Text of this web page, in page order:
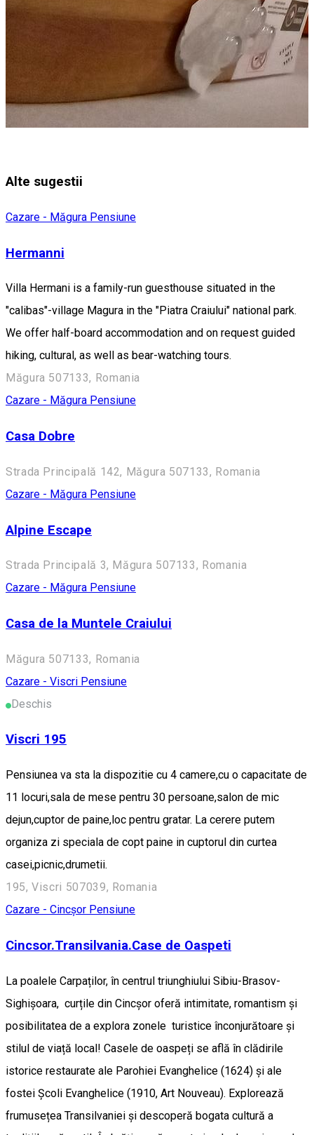
Alte sugestii
Cazare - Măgura Pensiune
Hermanni
Villa Hermani is a family-run guesthouse situated in the
"calibas"-village Magura in the "Piatra Craiului" national park.
We offer half-board accommodation and on request guided
hiking, cultural, as well as bear-watching tours.
Măgura 507133, Romania
Cazare - Măgura Pensiune
Casa Dobre
Strada Principală 142, Măgura 507133, Romania
Cazare - Măgura Pensiune
Alpine Escape
Strada Principală 3, Măgura 507133, Romania
Cazare - Măgura Pensiune
Casa de la Muntele Craiului
Măgura 507133, Romania
Cazare - Viscri Pensiune
Deschis
Viscri 195
Pensiunea va sta la dispozitie cu 4 camere,cu o capacitate de
11 locuri,sala de mese pentru 30 persoane,salon de mic
dejun,cuptor de paine,loc pentru gratar. La cerere putem
organiza zi speciala de copt paine in cuptorul din curtea
casei,picnic,drumetii.
195, Viscri 507039, Romania
Cazare - Cincșor Pensiune
Cincsor.Transilvania.Case de Oaspeti
La poalele Carpaților, în centrul triunghiului Sibiu-Brasov-
Sighișoara, curțile din Cincșor oferă intimitate, romantism și
posibilitatea de a explora zonele turistice înconjurătoare și
stilul de viață local! Casele de oaspeți se află în clădirile
istorice restaurate ale Parohiei Evanghelice (1624) și ale
fostei Școli Evanghelice (1910, Art Nouveau). Explorează
frumusețea Transilvaniei și descoperă bogata cultură a